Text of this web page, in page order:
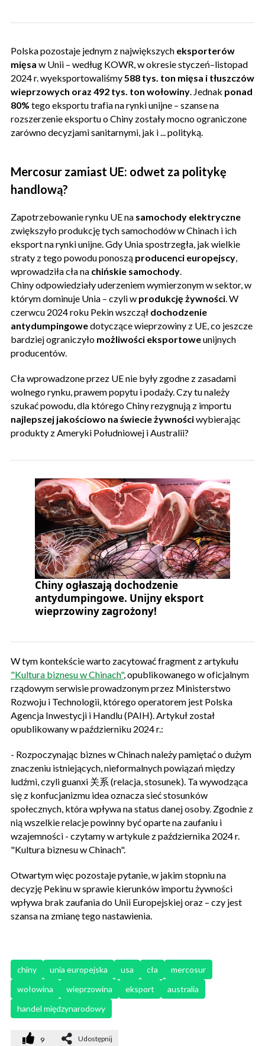
Polska pozostaje jednym z największych eksporterów
mięsa w Unii – według KOWR, w okresie styczeń–listopad
2024 r. wyeksportowaliśmy588 tys. ton mięsa i tłuszczów
wieprzowych oraz 492 tys. ton wołowiny. Jednak ponad
80% tego eksportu trafia na rynki unijne – szanse na
rozszerzenie eksportu o Chiny zostały mocno ograniczone
zarówno decyzjami sanitarnymi, jak i ... polityką.
Mercosur zamiast UE: odwet za politykę
handlową?
Zapotrzebowanie rynku UE na samochody elektryczne
zwiększyło produkcję tych samochodów w Chinach i ich
eksport na rynki unijne. Gdy Unia spostrzegła, jak wielkie
straty z tego powodu ponoszą producenci europejscy,
wprowadziła cła na chińskie samochody.
Chiny odpowiedziały uderzeniem wymierzonym w sektor, w
którym dominuje Unia – czyli w produkcję żywności. W
czerwcu 2024 roku Pekin wszczął dochodzenie
antydumpingowedotyczące wieprzowiny z UE, co jeszcze
bardziej ograniczyło możliwości eksportoweunijnych
producentów.
Cła wprowadzone przez UE nie były zgodne z zasadami
wolnego rynku, prawem popytu i podaży. Czy tu należy
szukać powodu, dla którego Chiny rezygnują z importu
najlepszej jakościowo na świecie żywnościwybierając
produkty z Ameryki Południowej i Australii?
Chiny ogłaszają dochodzenie
antydumpingowe. Unijny eksport
wieprzowiny zagrożony!
W tym kontekście warto zacytować fragment z artykułu
"Kultura biznesu w Chinach", opublikowanego w oficjalnym
rządowym serwisie prowadzonym przez Ministerstwo
Rozwoju i Technologii, którego operatorem jest Polska
Agencja Inwestycji i Handlu (PAIH). Artykuł został
opublikowany w październiku 2024 r.:
- Rozpoczynając biznes w Chinach należy pamiętać o dużym
znaczeniu istniejących, nieformalnych powiązań między
ludźmi, czyli guanxi 关系 (relacja, stosunek). Ta wywodząca
się z konfucjanizmu idea oznacza sieć stosunków
społecznych, która wpływa na status danej osoby. Zgodnie z
nią wszelkie relacje powinny być oparte na zaufaniu i
wzajemności - czytamy w artykule z października 2024 r.
"Kultura biznesu w Chinach".
Otwartym więc pozostaje pytanie, w jakim stopniu na
decyzję Pekinu w sprawie kierunków importu żywności
wpływa brak zaufania do Unii Europejskiej oraz – czy jest
szansa na zmianę tego nastawienia.
chiny unia europejska usa cła
mercosur
wołowina
wieprzowina eksport
australia
handel międzynarodowy
9 Udostępnij